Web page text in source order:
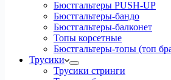
Бюстгальтеры PUSH-UP
Бюстгальтеры-бандо
Бюстгальтеры-балконет
Топы корсетные
Бюстгальтеры-топы (топ
Трусики
Трусики стринги